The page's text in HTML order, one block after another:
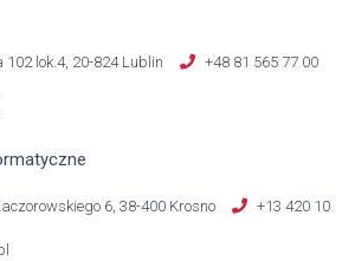
lok.4, 20-824 Lublin +48 81 565 77 00
6, 38-400 Krosno +13 420 10